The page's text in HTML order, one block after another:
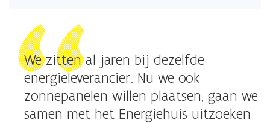
We zitten al jaren bij dezelfde
energieleverancier. Nu we ook
zonnepanelen willen plaatsen, gaan we
samen met het Energiehuis uitzoeken